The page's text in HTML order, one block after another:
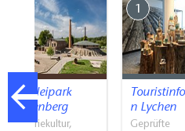
Ziegeleipark
Mildenberg
Industriekultur,
1
n Lychen
Geprüfte